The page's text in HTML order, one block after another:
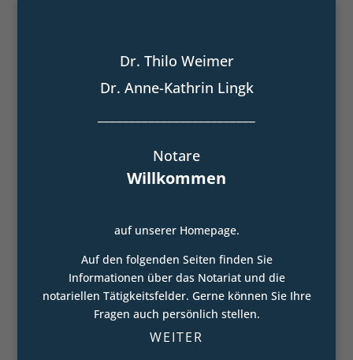
Dr. Thilo Weimer
Dr. Anne-Kathrin Lingk
Notare
Willkommen
auf unserer Homepage.
Auf den folgenden Seiten finden Sie
Informationen über das Notariat und die
notariellen Tätigkeitsfelder. Gerne können Sie Ihre
Fragen auch persönlich stellen.
WEITER